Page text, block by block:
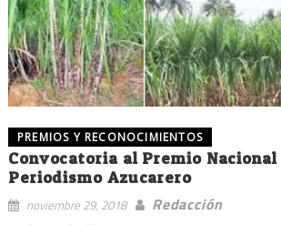
PREMIOS Y RECONOCIMIENTOS
Convocatoria al Premio Nacional
Periodismo Azucarero
noviembre 29, 2018
Redacción